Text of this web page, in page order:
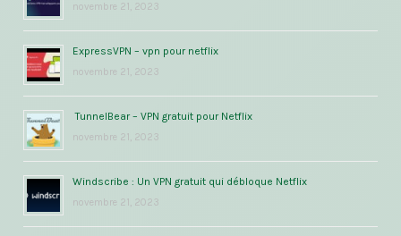
novembre 21, 2023
ExpressVPN – vpn pour netflix
novembre 21, 2023
TunnelBear – VPN gratuit pour Netflix
novembre 21, 2023
Windscribe : Un VPN gratuit qui débloque Netflix
novembre 21, 2023